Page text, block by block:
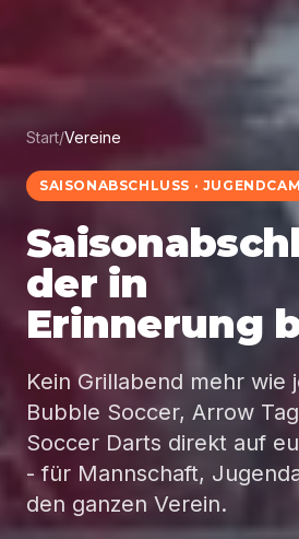
Start/Vereine
SAISONABSCHLUSS ·
der in
Erinnerung
Kein Grillabend mehr wie
Bubble Soccer, Arrow
Soccer Darts direkt auf
- für Mannschaft,
den ganzen Verein.